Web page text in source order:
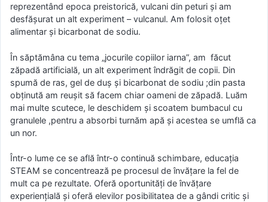
reprezentând epoca preistorică, vulcani din peturi și am
desfășurat un alt experiment – vulcanul. Am folosit oțet
alimentar și bicarbonat de sodiu.
În săptămâna cu tema „jocurile copiilor iarna”, am făcut
zăpadă artificială, un alt experiment îndrăgit de copii. Din
spumă de ras, gel de duș și bicarbonat de sodiu ;din pasta
obținută am reușit să facem chiar oameni de zăpadă. Luăm
mai multe scutece, le deschidem și scoatem bumbacul cu
granulele ,pentru a absorbi turnăm apă și acestea se umflă ca
un nor.
Într-o lume ce se află într-o continuă schimbare, educația
STEAM se concentrează pe procesul de învățare la fel de
mult ca pe rezultate. Oferă oportunități de învățare
experiențială și oferă elevilor posibilitatea de a gândi critic și